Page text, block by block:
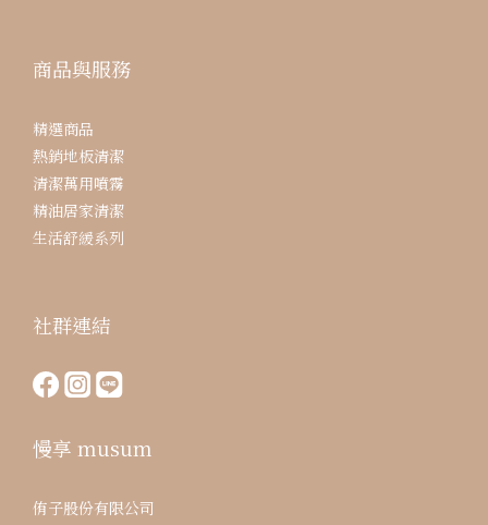
商品與服務
精選商品
熱銷地板清潔
清潔萬用噴霧
精油居家清潔
生活舒緩系列
社群連結
慢享 musum
侑子股份有限公司